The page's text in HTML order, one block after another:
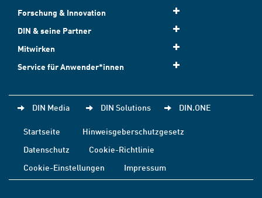
Forschung & Innovation
DIN & seine Partner
Mitwirken
Service für Anwender*innen
DIN Media DIN Solutions DIN.ONE
Startseite
Hinweisgeberschutzgesetz
Datenschutz
Cookie-Richtlinie
Cookie-Einstellungen
Impressum